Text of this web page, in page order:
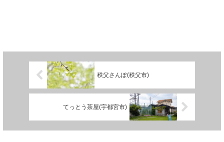
秩父さんぽ(秩父市)
てっとう茶屋(宇都宮市)